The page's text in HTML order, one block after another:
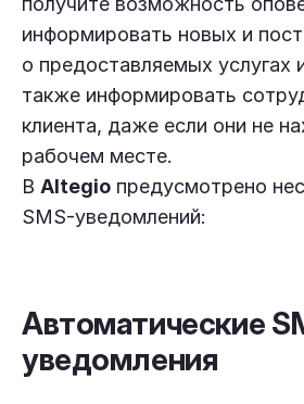
информировать новых и
о предоставляемых услугах
также информировать
клиента, даже если они не
рабочем месте.
В Altegio предусмотрено
SMS-уведомлений:
Автоматические
уведомления